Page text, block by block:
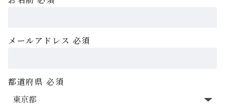
メールアドレス 必須
都道府県 必須